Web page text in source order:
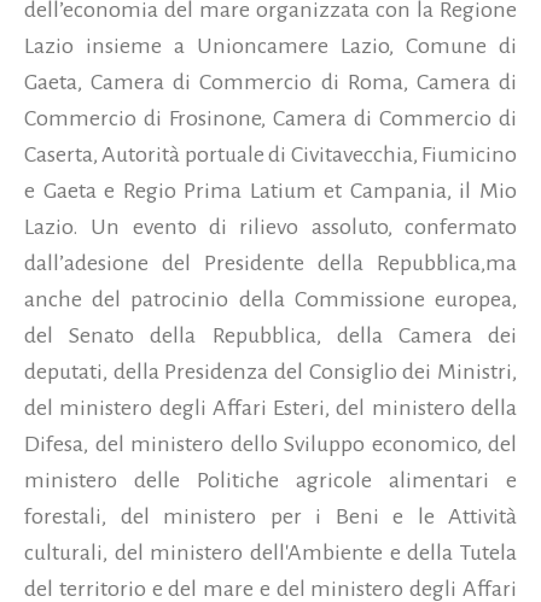
dell’economia del mare organizzata con la Regione
Lazio insieme a Unioncamere Lazio, Comune di
Gaeta, Camera di Commercio di Roma, Camera di
Commercio di Frosinone, Camera di Commercio di
Caserta, Autorità portuale di Civitavecchia, Fiumicino
e Gaeta e Regio Prima Latium et Campania, il Mio
Lazio. Un evento di rilievo assoluto, confermato
dall’adesione del Presidente della Repubblica,ma
anche del patrocinio della Commissione europea,
del Senato della Repubblica, della Camera dei
deputati, della Presidenza del Consiglio dei Ministri,
del ministero degli Affari Esteri, del ministero della
Difesa, del ministero dello Sviluppo economico, del
ministero delle Politiche agricole alimentari e
forestali, del ministero per i Beni e le Attività
culturali, del ministero dell'Ambiente e della Tutela
del territorio e del mare e del ministero degli Affari